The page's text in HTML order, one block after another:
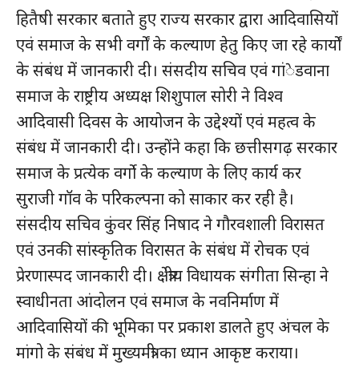
हितैषी सरकार बताते हुए राज्य सरकार द्वारा आदिवासियों
एवं समाज के सभी वर्गों के कल्याण हेतु किए जा रहे कार्यों
के संबंध में जानकारी दी। संसदीय सचिव एवं गांेडवाना
समाज के राष्ट्रीय अध्यक्ष शिशुपाल सोरी ने विश्व
आदिवासी दिवस के आयोजन के उद्देश्यों एवं महत्व के
संबंध में जानकारी दी। उन्होंने कहा कि छत्तीसगढ़ सरकार
समाज के प्रत्येक वर्गाे के कल्याण के लिए कार्य कर
सुराजी गॉव के परिकल्पना को साकार कर रही है।
संसदीय सचिव कुंवर सिंह निषाद ने गौरवशाली विरासत
एवं उनकी सांस्कृतिक विरासत के संबंध में रोचक एवं
प्रेरणास्पद जानकारी दी। क्षेत्रीय विधायक संगीता सिन्हा ने
स्वाधीनता आंदोलन एवं समाज के नवनिर्माण में
आदिवासियों की भूमिका पर प्रकाश डालते हुए अंचल के
मांगो के संबंध में मुख्यमंत्री का ध्यान आकृष्ट कराया।